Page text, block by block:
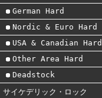
German Hard
Nordic & Euro Hard
USA & Canadian Hard
Other Area Hard
Deadstock
サイケデリック・ロック